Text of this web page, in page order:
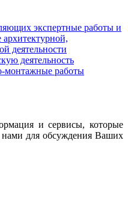
экспертные работы и
деятельности
деятельность
монтажные работы
и сервисы, которые
нами для обсуждения Ваших